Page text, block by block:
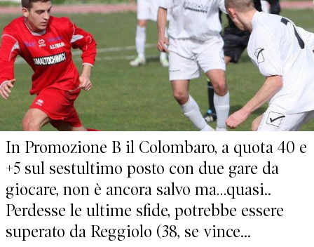
In Promozione B il Colombaro, a quota 40 e
+5 sul sestultimo posto con due gare da
giocare, non è ancora salvo ma…quasi..
Perdesse le ultime sfide, potrebbe essere
superato da Reggiolo (38, se vince...